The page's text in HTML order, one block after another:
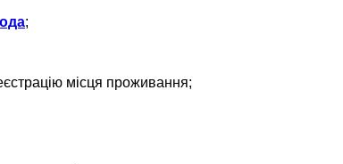
;
місця проживання;